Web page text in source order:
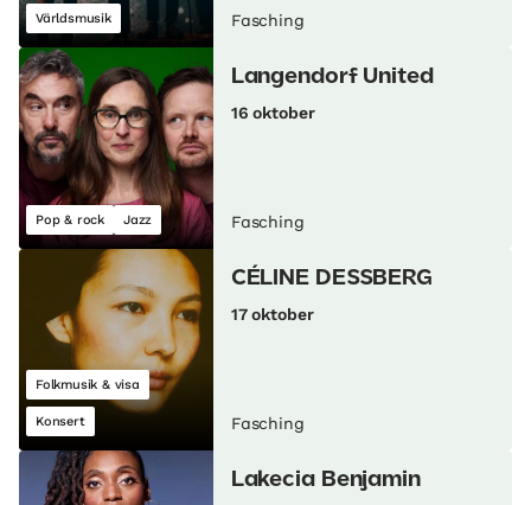
Världsmusik Fasching
Pop & rock Jazz
Langendorf United
16 oktober
Fasching
Folkmusik & visa
Konsert
CÉLINE DESSBERG
17 oktober
Fasching
Lakecia Benjamin